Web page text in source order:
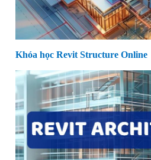
Khóa học Revit Structure Online